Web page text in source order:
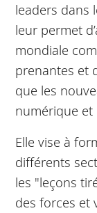
leaders dans
leur permet
mondiale
prenantes et
que les
numérique et
Elle vise à
différents
les "leçons
des forces et